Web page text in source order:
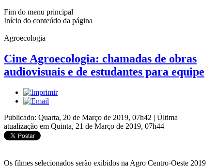
Fim do menu principal
Início do conteúdo da página
Agroecologia
Cine Agroecologia: chamadas de obras
audiovisuais e de estudantes para equipe
Publicado: Quarta, 20 de Março de 2019, 07h42 | Última
atualização em Quinta, 21 de Março de 2019, 07h44
Os filmes selecionados serão exibidos na Agro Centro-Oeste 2019